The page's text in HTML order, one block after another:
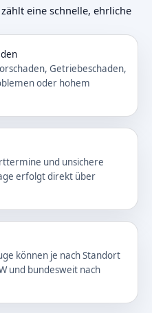
eine schnelle, ehrliche
Getriebeschaden,
oder hohem
und unsichere
erfolgt direkt über
können je nach Standort
und bundesweit nach